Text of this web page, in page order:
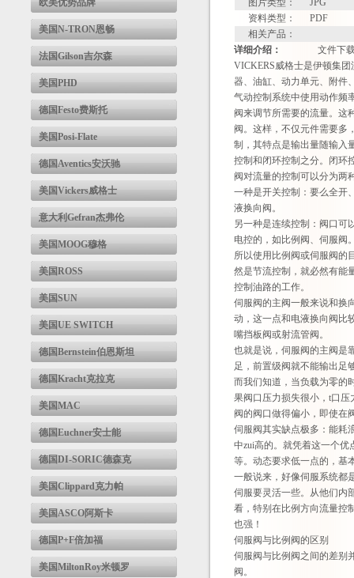
欧美优势品牌
美国N-TRON恩畅
法国Gilson吉尔森
美国PHD
德国Festo费斯托
美国Posi-Flate
德国Aventics安沃驰
美国Vickers威格士
意大利Gefran杰弗伦
美国MOOG穆格
美国ROSS
美国SUN
美国UE SWITCH
德国Bernstein伯恩斯坦
德国Kracht克拉克
美国MAC
德国Euchner安士能
德国DI-SORIC德森克
美国Clippard克力帕
美国ASCO阿斯卡
德国P+F倍加福
美国MiltonRoy米顿罗
图片类型：
JPG
资料类型：
PDF
相关产品：
详细介绍：
文件下
VICKERS威格士是伊顿集
器、油缸、动力单元、附件
气动控制系统中使用动作频
阀来调节所需要的流量。这
阀。这样，不仅元件需要多
制，其特点是输出量随输入
控制和闭环控制之分。闭环
阀对流量的控制可以分为两
一种是开关控制：要么全开
液换向阀。
另一种是连续控制：阀口可
电控的，如比例阀、伺服阀
所以使用比例阀或伺服阀的
然是节流控制，就必然有能
控制油路的工作。
伺服阀的主阀一般来说和换
动，这一点和电液换向阀比
嘴挡板阀或射流管阀。
也就是说，伺服阀的主阀是
足，前置级阀就不能输出足
而我们知道，当负载为零的
果阀口压力损失很小，t口
阀的阀口做得偏小，即使在
伺服阀其实缺点极多：能耗
中zui高的。就凭着这一个
等。动态要求低一点的，基
一般说来，好像伺服系统都
伺服要灵活一些。从他们内
看，特别在比例方向流量控
也强！
伺服阀与比例阀的区别
伺服阀与比例阀之间的差别
阀。